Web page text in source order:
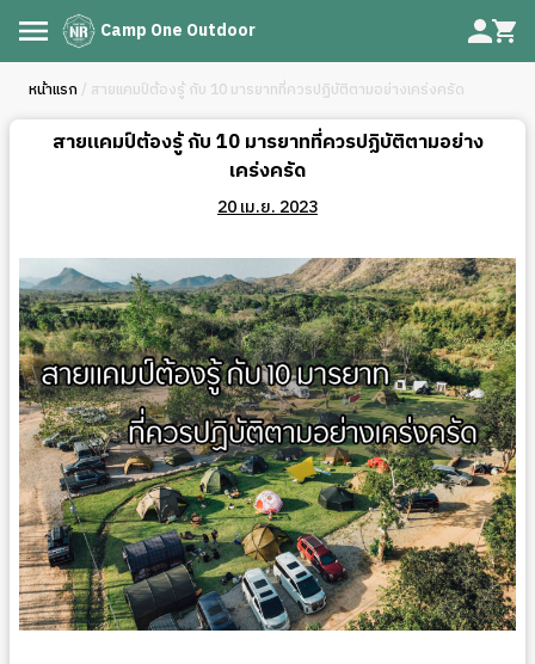
Camp One Outdoor
หน้าแรก / สายแคมป์ต้องรู้ กับ 10 มารยาทที่ควรปฏิบัติตามอย่างเคร่งครัด
สายแคมป์ต้องรู้ กับ 10 มารยาทที่ควรปฏิบัติตามอย่าง
เคร่งครัด
20 เม.ย. 2023